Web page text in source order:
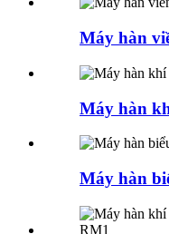
Máy hàn
Máy hàn
Máy hàn